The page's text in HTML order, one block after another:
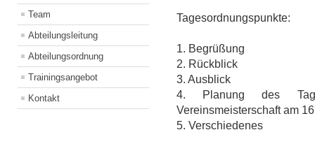
Team
Abteilungsleitung
Abteilungsordnung
Trainingsangebot
Kontakt
Tagesordnungspunkte:
1. Begrüßung
2. Rückblick
3. Ausblick
4. Planung des
Vereinsmeisterschaft am
5. Verschiedenes